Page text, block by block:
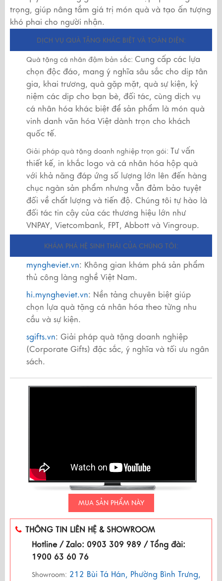
trọng, giúp nâng tầm giá trị món quà và tạo ấn tượng
khó phai cho người nhận.
DỊCH VỤ QUÀ TẶNG KHÁC BIỆT VÀ TOÀN DIỆN:
Quà tặng cá nhân đậm bản sắc: Cung cấp các lựa
chọn độc đáo, mang ý nghĩa sâu sắc cho dịp tân
gia, khai trương, quà gặp mặt, quà sự kiện, kỷ
niệm các dịp cho bạn bè, đối tác, cùng dịch vụ
cá nhân hóa khác biệt để sản phẩm là món quà
vinh danh văn hóa Việt dành trọn cho khách
quốc tế.
Giải pháp quà tặng doanh nghiệp trọn gói: Tư vấn
thiết kế, in khắc logo và cá nhân hóa hộp quà
với khả năng đáp ứng số lượng lớn lên đến hàng
chục ngàn sản phẩm nhưng vẫn đảm bảo tuyệt
đối về chất lượng và tiến độ. Chúng tôi tự hào là
đối tác tin cậy của các thương hiệu lớn như
VNPAY, Vietcombank, FPT, Abbott và Vingroup.
KHÁM PHÁ HỆ SINH THÁI CỦA CHÚNG TÔI:
myngheviet.vn: Không gian khám phá sản phẩm
thủ công làng nghề Việt Nam.
hi.myngheviet.vn: Nền tảng chuyên biệt giúp
chọn lựa quà tặng cá nhân hóa theo từng nhu
cầu và sự kiện.
sgifts.vn: Giải pháp quà tặng doanh nghiệp
(Corporate Gifts) đặc sắc, ý nghĩa và tối ưu ngân
sách.
MUA SẢN PHẨM NÀY
THÔNG TIN LIÊN HỆ & SHOWROOM
Hotline / Zalo: 0903 309 989 / Tổng đài:
1900 63 60 76
Showroom: 212 Bùi Tá Hán, Phường Bình Trưng,